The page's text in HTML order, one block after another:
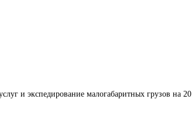
и экспедирование малогабаритных грузов на